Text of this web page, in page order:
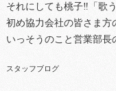
それにしても桃子‼「歌
初め協力会社の皆さま方
いっそうのこと営業部長
スタッフブログ